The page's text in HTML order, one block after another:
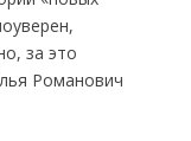
за это
Романович